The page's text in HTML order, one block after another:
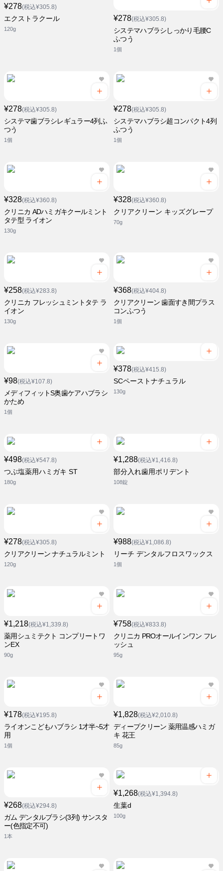
¥278(税込¥305.8)
エクストラクール
120g
¥278(税込¥305.8)
システマハブラシしっかり毛腰C
ふつう
1個
¥278(税込¥305.8)
システマ歯ブラシレギュラー4列ふ
つう
1個
¥278(税込¥305.8)
システマハブラシ超コンパクト4列
ふつう
1個
¥328(税込¥360.8)
クリニカ ADハミガキクールミント
タテ型 ライオン
130g
¥328(税込¥360.8)
クリアクリーン キッズグレープ
70g
¥258(税込¥283.8)
クリニカ フレッシュミントタテ ラ
イオン
130g
¥368(税込¥404.8)
クリアクリーン 歯面すき間プラス
コンふつう
1個
¥98(税込¥107.8)
メディフィットS奥歯ケアハブラシ
かため
1個
¥378(税込¥415.8)
SCペーストナチュラル
130g
¥498(税込¥547.8)
つぶ塩薬用ハミガキ ST
180g
¥1,288(税込¥1,416.8)
部分入れ歯用ポリデント
108錠
¥278(税込¥305.8)
クリアクリーン ナチュラルミント
120g
¥988(税込¥1,086.8)
リーチ デンタルフロスワックス
1個
¥1,218(税込¥1,339.8)
薬用シュミテクト コンプリートワ
ンEX
90g
¥758(税込¥833.8)
クリニカ PROオールインワン フレ
ッシュ
95g
¥178(税込¥195.8)
ライオンこどもハブラシ 1才半~5才
用
1個
¥1,828(税込¥2,010.8)
ディープクリーン 薬用温感ハミガ
キ 花王
85g
¥268(税込¥294.8)
ガム デンタルブラシ(3列) サンスタ
ー(色指定不可)
1本
¥1,268(税込¥1,394.8)
生葉d
100g